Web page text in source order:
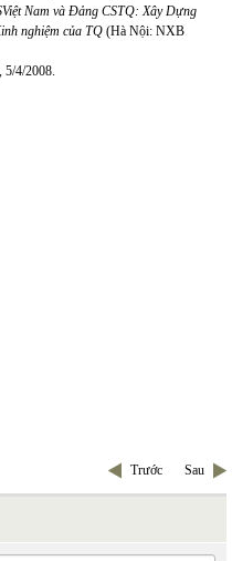
Nam và Đảng CSTQ: Xây Dựng
nghiệm của TQ (Hà Nội: NXB
5/4/2008.
Trước Sau